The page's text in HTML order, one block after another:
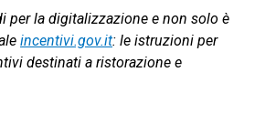
per la digitalizzazione e non solo è
incentivi.gov.it: le istruzioni per
destinati a ristorazione e